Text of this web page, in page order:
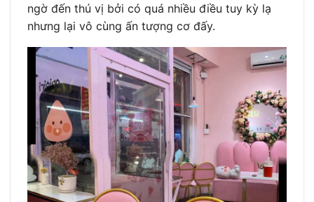
ngờ đến thú vị bởi có quá nhiều điều tuy kỳ lạ
nhưng lại vô cùng ấn tượng cơ đấy.